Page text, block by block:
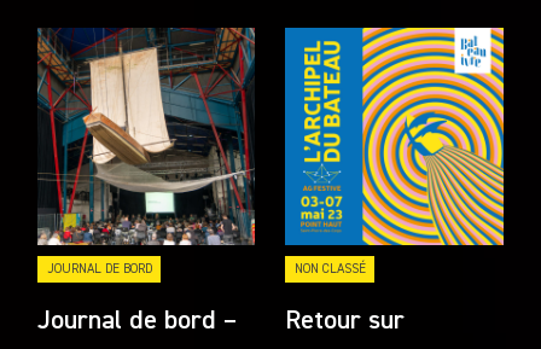
JOURNAL DE BORD
Journal de bord –
NON CLASSÉ
Retour sur